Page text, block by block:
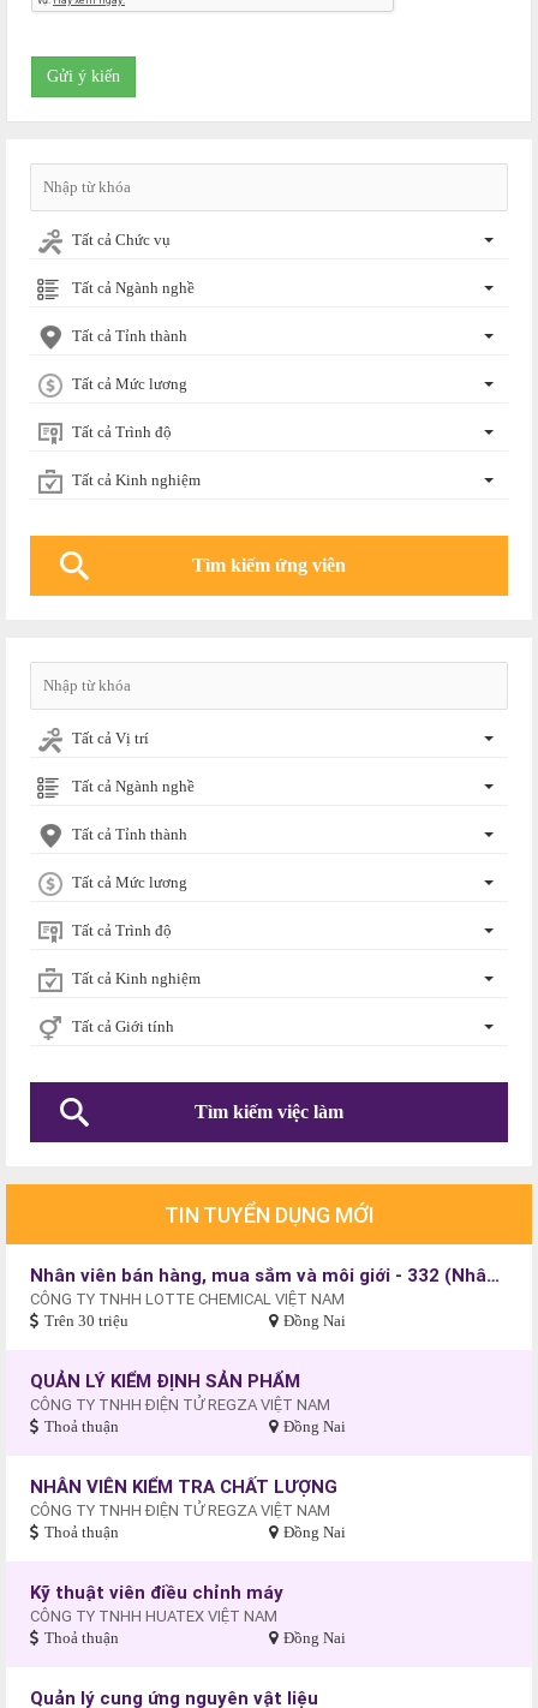
Gửi ý kiến
Tất cả Chức vụ
Tất cả Ngành nghề
Tất cả Tỉnh thành
Tất cả Mức lương
Tất cả Trình độ
Tất cả Kinh nghiệm
Tất cả Vị trí
Tất cả Ngành nghề
Tất cả Tỉnh thành
Tất cả Mức lương
Tất cả Trình độ
Tất cả Kinh nghiệm
Tất cả Giới tính
TIN TUYỂN DỤNG MỚI
Nhân viên bán hàng, mua sắm và môi giới - 332 (Nhân viên kinh doanh)
CÔNG TY TNHH LOTTE CHEMICAL VIỆT NAM
Trên 30 triệu Đồng Nai
QUẢN LÝ KIỂM ĐỊNH SẢN PHẨM
CÔNG TY TNHH ĐIỆN TỬ REGZA VIỆT NAM
Thoả thuận Đồng Nai
NHÂN VIÊN KIỂM TRA CHẤT LƯỢNG
CÔNG TY TNHH ĐIỆN TỬ REGZA VIỆT NAM
Thoả thuận Đồng Nai
Kỹ thuật viên điều chỉnh máy
CÔNG TY TNHH HUATEX VIỆT NAM
Thoả thuận Đồng Nai
Quản lý cung ứng nguyên vật liệu